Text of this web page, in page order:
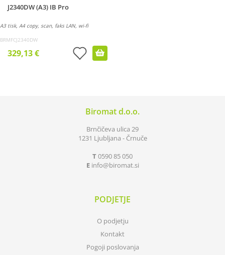
J2340DW (A3) IB Pro
A3 tisk, A4 copy, scan, faks LAN, wi-fi
BRMFCJ2340DW
329,13 €
Biromat d.o.o.
Brnčičeva ulica 29
1231 Ljubljana - Črnuče
T0590 85 050
E info biromat.si
PODJETJE
O podjetju
Kontakt
Pogoji poslovanja